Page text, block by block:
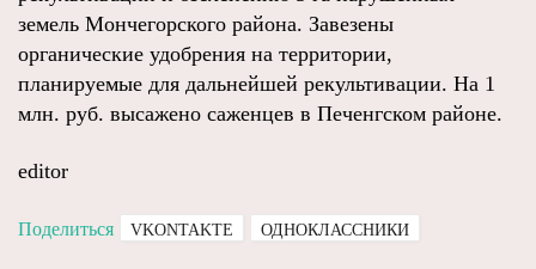
земель Мончегорского района. Завезены
органические удобрения на территории,
планируемые для дальнейшей рекультивации. На 1
млн. руб. высажено саженцев в Печенгском районе.
editor
Поделиться VKONTAKTE ОДНОКЛАССНИКИ